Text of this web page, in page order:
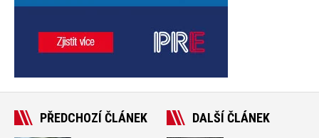
PŘEDCHOZÍ ČLÁNEK DALŠÍ ČLÁNEK